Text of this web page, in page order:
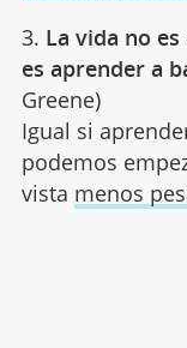
3. La vida no
es aprender a
Greene)
Igual si
podemos
vista menos